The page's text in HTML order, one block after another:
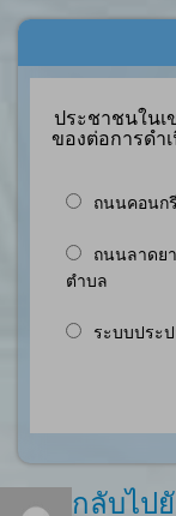
ประชาชนใน
ของต่อการดำ
ถนนคอนก
ถนนลาดย
ตำบล
ระบบประ
ตอบกลับไป